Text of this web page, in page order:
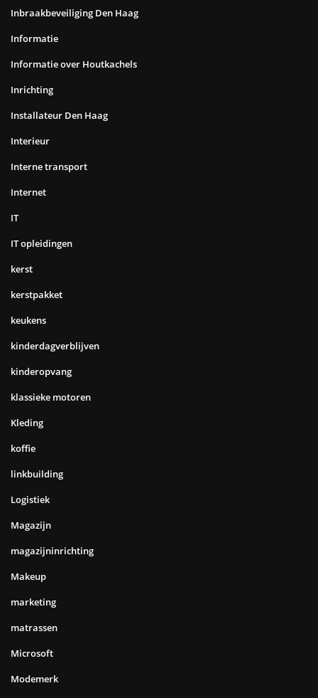
Inbraakbeveiliging Den Haag
Informatie
Informatie over Houtkachels
Inrichting
Installateur Den Haag
Interieur
Interne transport
Internet
IT
IT opleidingen
kerst
kerstpakket
keukens
kinderdagverblijven
kinderopvang
klassieke motoren
Kleding
koffie
linkbuilding
Logistiek
Magazijn
magazijninrichting
Makeup
marketing
matrassen
Microsoft
Modemerk